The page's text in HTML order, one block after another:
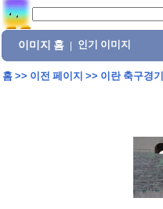
이미지 홈 인기 이미지
홈>> 이전 페이지 >> 이란 축구경